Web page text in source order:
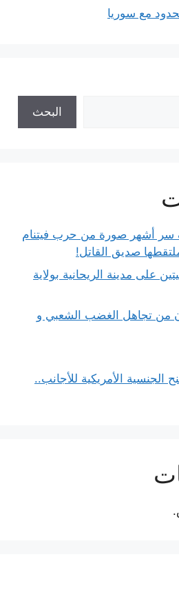
مع سوريا
البحث
أشهر صورة من حرب فيتنام
صديق القاتل!
على مدينة الريحانية بولاية
من تجاهل الغضب الشعبي و
الأمريكية للأجانب..